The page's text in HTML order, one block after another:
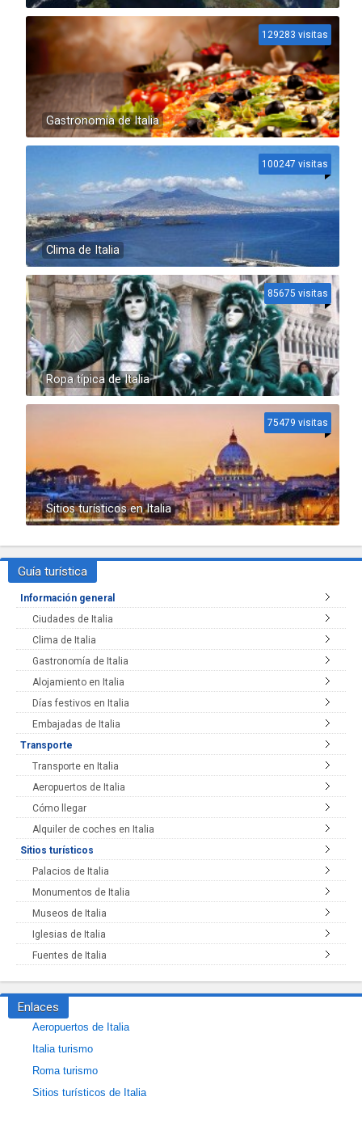
Gastronomía de Italia
129283 visitas
Clima de Italia
100247 visitas
Ropa típica de Italia
85675 visitas
Sitios turísticos en Italia
75479 visitas
Guía turística
Información general
Ciudades de Italia
Clima de Italia
Gastronomía de Italia
Alojamiento en Italia
Días festivos en Italia
Embajadas de Italia
Transporte
Transporte en Italia
Aeropuertos de Italia
Cómo llegar
Alquiler de coches en Italia
Sitios turísticos
Palacios de Italia
Monumentos de Italia
Museos de Italia
Iglesias de Italia
Fuentes de Italia
Enlaces
Aeropuertos de Italia
Italia turismo
Roma turismo
Sitios turísticos de Italia